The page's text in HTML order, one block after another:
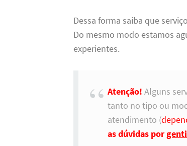
Dessa forma saiba que
Do mesmo modo estamos
experientes.
Atenção! Alguns
tanto no tipo ou
atendimento (
as dúvidas por